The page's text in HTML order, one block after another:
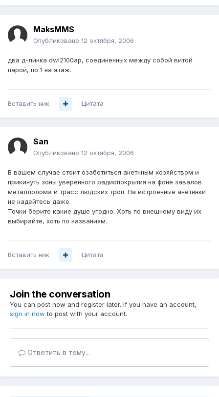
MaksMMS
Опубликовано 12 октября, 2006
два д-линка dwl2100ap, соединенных между собой витой
парой, по 1 на этаж.
Вставить ник Цитата
San
Опубликовано 12 октября, 2006
В вашем случае стоит озаботиться анетнным хозяйством и
прикинуть зоны уверенного радиопокрытия на фоне завалов
металлолома и трасс людских троп. На встроенные анетннки
не надейтесь даже.
Точки берите какие душе угодно. Хоть по внешнему виду их
выбирайте, хоть по названиям.
Вставить ник Цитата
Join the conversation
You can post now and register later. If you have an account,
sign in now to post with your account.
Ответить в тему...